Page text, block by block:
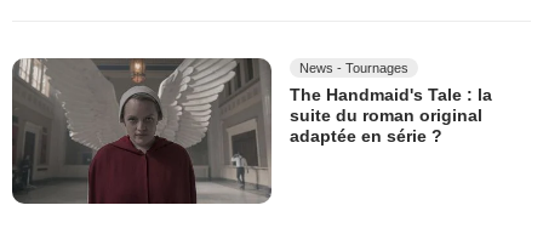
News - Tournages
The Handmaid's Tale : la
suite du roman original
adaptée en série ?